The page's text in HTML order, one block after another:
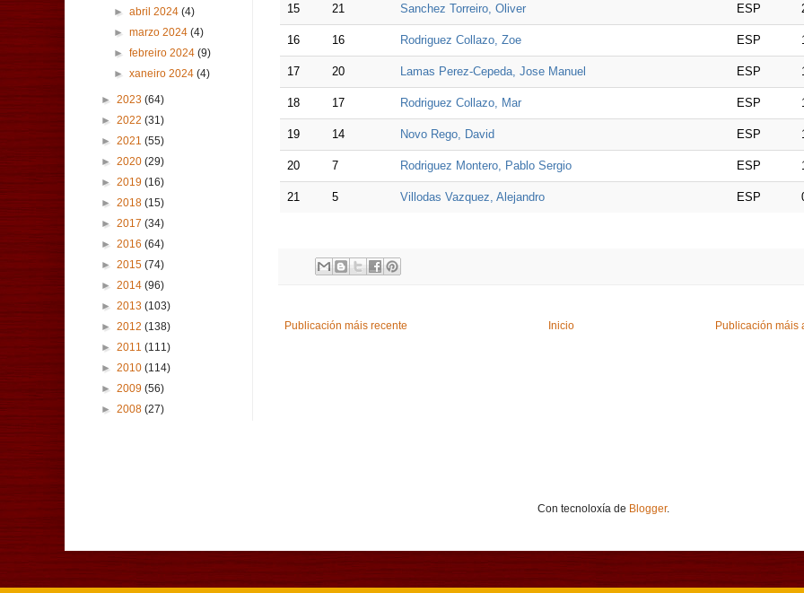
15 21 Sanchez Torreiro, Oliver ESP
16 16 Rodriguez Collazo, Zoe ESP
17 20 Lamas Perez-Cepeda, Jose Manuel ESP
18 17 Rodriguez Collazo, Mar ESP
19 14 Novo Rego, David ESP
20 7 Rodriguez Montero, Pablo Sergio ESP
21 5 Villodas Vazquez, Alejandro ESP
Publicación máis recente Publicación máis
Inicio
►abril 2024(4)
►marzo 2024(4)
►febreiro 2024(9)
►xaneiro 2024(4)
► 2023 (64)
► 2022 (31)
► 2021 (55)
► 2020 (29)
► 2019 (16)
► 2018 (15)
► 2017 (34)
► 2016 (64)
► 2015 (74)
► 2014 (96)
► 2013 (103)
► 2012 (138)
► 2011 (111)
► 2010 (114)
► 2009 (56)
► 2008 (27)
Con tecnoloxía de Blogger.